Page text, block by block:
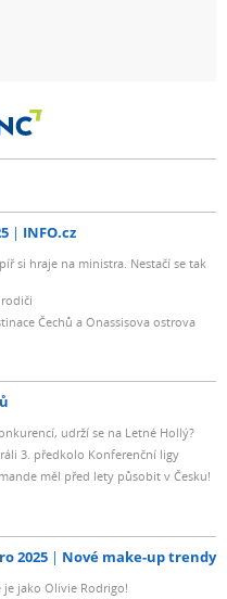
INFO.cz
si hraje na ministra. Nestačí se tak
Čechů a Onassisova ostrova
udrží se na Letné Hollý?
3. předkolo Konferenční ligy
měl před lety působit v Česku!
2025 Nové make-up trendy
jako Olivie Rodrigo!